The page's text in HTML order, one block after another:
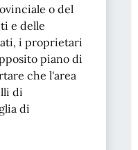
o del
e delle
i proprietari
piano di
che l'area
di
di